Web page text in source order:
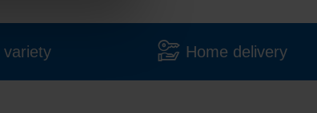
variety Home delivery